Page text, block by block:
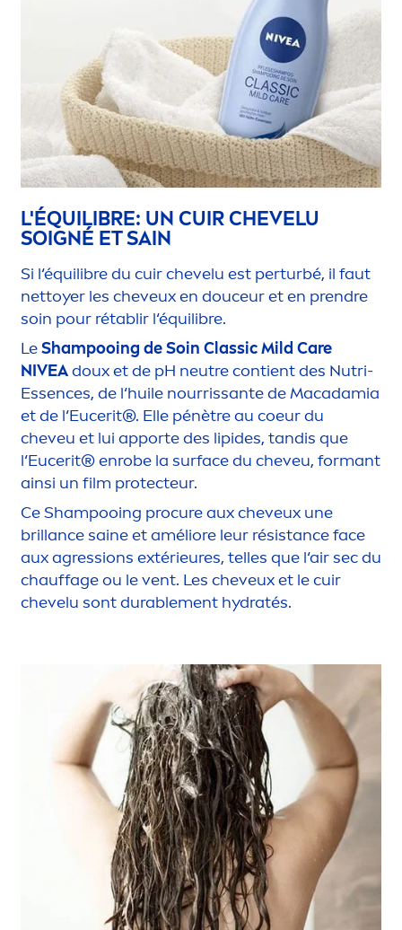
L'ÉQUILIBRE: UN CUIR CHEVELU
SOIGNÉ ET SAIN
Si l‘équilibre du cuir chevelu est perturbé, il faut
nettoyer les cheveux en douceur et en prendre
soin pour rétablir l‘équilibre.
LeShampooing de Soin Classic MildCare
NIVEAdoux et de pH neutre contient des Nutri-
Essences, de l‘huile nourrissante de Macadamia
et de l‘Eucerit®. Elle pénètre au coeur du
cheveu et lui apporte des lipides, tandis que
l‘Eucerit® enrobe la surface du cheveu, formant
ainsi un film protecteur.
Ce Shampooing procure aux cheveux une
brillance saine et améliore leur résistance face
aux agressions extérieures, telles que l‘air sec du
chauffage ou le vent. Les cheveux et le cuir
chevelu sont durablement hydratés.